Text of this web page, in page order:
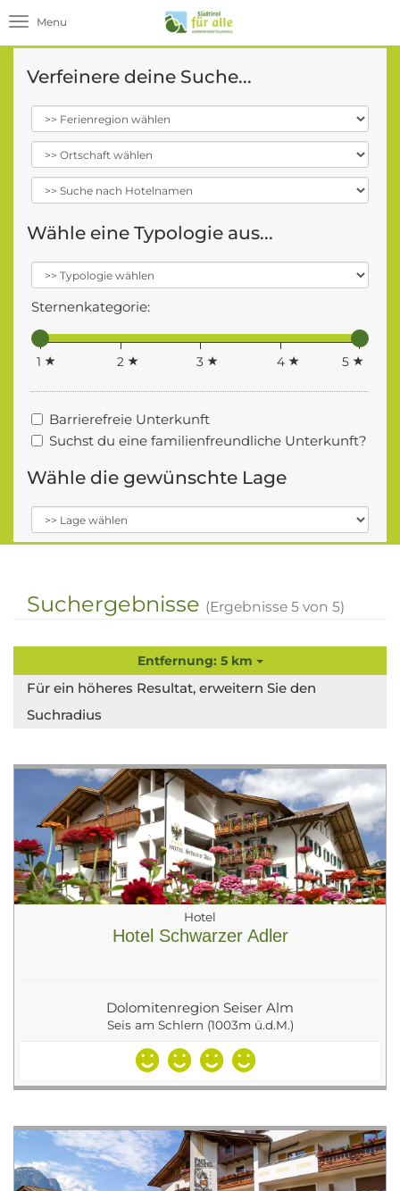
Toggle navigation
Verfeinere deine Suche...
Wähle eine Typologie aus...
Sternenkategorie:
1 2 3 4 5
Barrierefreie Unterkunft
Suchst du eine familienfreundliche Unterkunft?
Wähle die gewünschte Lage
Suchergebnisse (Ergebnisse 5 von 5)
Entfernung: 5 km
Für ein höheres Resultat, erweitern Sie den
Suchradius
Hotel
Hotel Schwarzer Adler
Dolomitenregion Seiser Alm
Seis am Schlern (1003m ü.d.M.)